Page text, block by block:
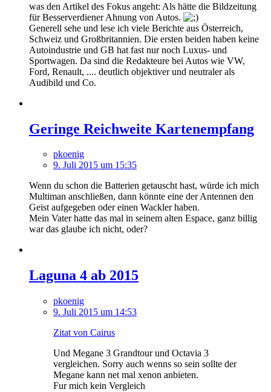
was den Artikel des Fokus angeht: Als hätte die Bildzeitung
für Besserverdiener Ahnung von Autos.
Generell sehe und lese ich viele Berichte aus Österreich,
Schweiz und Großbritannien. Die ersten beiden haben keine
Autoindustrie und GB hat fast nur noch Luxus- und
Sportwagen. Da sind die Redakteure bei Autos wie VW,
Ford, Renault, .... deutlich objektiver und neutraler als
Audibild und Co.
Geringe Reichweite Kartenempfang
pkoenig
9. Juli 2015 um 15:35
Wenn du schon die Batterien getauscht hast, würde ich mich
Multiman anschließen, dann könnte eine der Antennen den
Geist aufgegeben oder einen Wackler haben.
Mein Vater hatte das mal in seinem alten Espace, ganz billig
war das glaube ich nicht, oder?
Laguna 4 ab 2015
pkoenig
9. Juli 2015 um 14:53
Zitat von Cairus
Und Megane 3 Grandtour und Octavia 3
vergleichen. Sorry auch wenns so sein sollte der
Megane kann net mal xenon anbieten.
Fur mich kein Vergleich